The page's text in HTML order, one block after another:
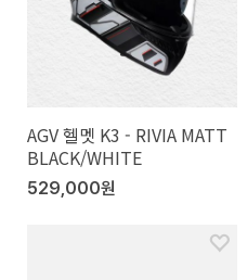
AGV 헬멧 K3 - RIVIA MATT
BLACK/WHITE
529,000원